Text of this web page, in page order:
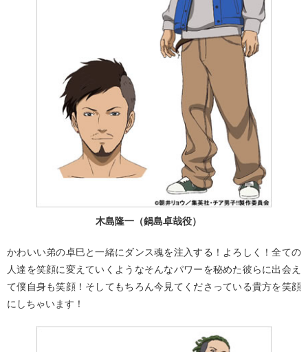
木島隆一（鍋島卓哉役）
かわいい弟の卓巳と一緒にダンス魂を注入する！よろしく！全ての
人達を笑顔に変えていくようなそんなパワーを秘めた彼らに出会え
て僕自身も笑顔！そしてもちろん今見てくださっている貴方を笑顔
にしちゃいます！